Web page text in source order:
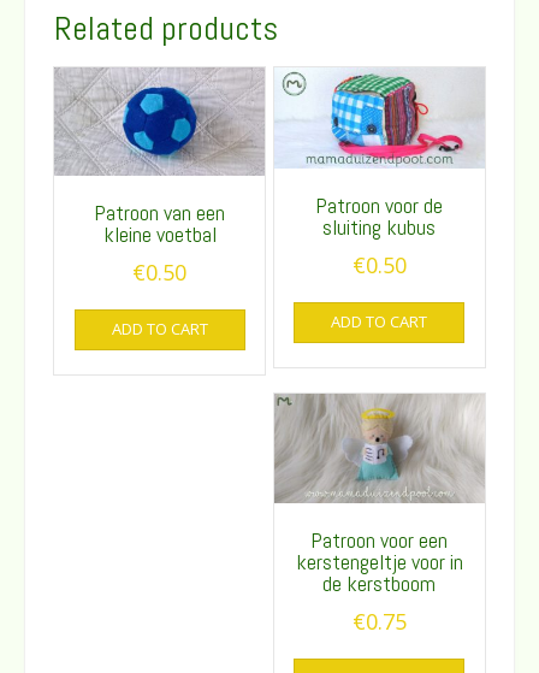
Related products
Patroon van een
kleine voetbal
€0.50
ADD TO CART
Patroon voor de
sluiting kubus
€0.50
ADD TO CART
Patroon voor een
kerstengeltje voor in
de kerstboom
€0.75